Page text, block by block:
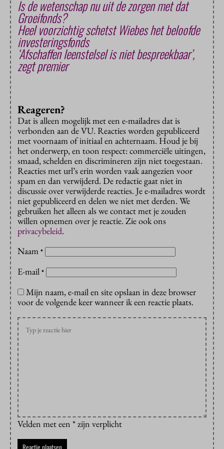
Is de wetenschap nu uit de zorgen met dat
Groeifonds?
Heel voorzichtig schetst Wiebes het beloofde
investeringsfonds
‘Afschaffen leenstelsel is niet bespreekbaar’,
zegt premier
Reageren?
Dat is alleen mogelijk met een e-mailadres dat is
verbonden aan de VU. Reacties worden gepubliceerd
met voornaam of initiaal en achternaam. Houd je bij
het onderwerp, en toon respect: commerciële uitingen,
smaad, schelden en discrimineren zijn niet toegestaan.
Reacties met url’s erin worden vaak aangezien voor
spam en dan verwijderd. De redactie gaat niet in
discussie over verwijderde reacties. Je e-mailadres wordt
niet gepubliceerd en delen we niet met derden. We
gebruiken het alleen als we contact met je zouden
willen opnemen over je reactie. Zie ook ons
privacybeleid.
Naam *
E-mail *
Mijn naam, e-mail en site opslaan in deze browser
voor de volgende keer wanneer ik een reactie plaats.
Velden met een * zijn verplicht